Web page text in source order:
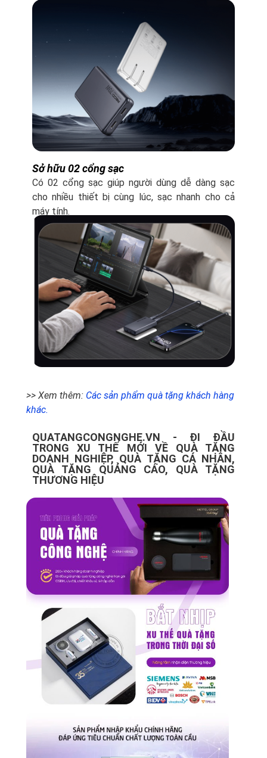
Sở hữu 02 cổng sạc
Có 02 cổng sạc giúp người dùng dễ dàng sạc
cho nhiều thiết bị cùng lúc, sạc nhanh cho cả
máy tính.
>> Xem thêm: Các sản phẩm quà tặng khách hàng
khác.
QUATANGCONGNGHE.VN - ĐI ĐẦU
TRONG XU THẾ MỚI VỀ QUÀ TẶNG
DOANH NGHIỆP, QUÀ TẶNG CÁ NHÂN,
QUÀ TẶNG QUẢNG CÁO, QUÀ TẶNG
THƯƠNG HIỆU